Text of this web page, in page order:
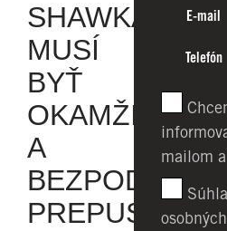
SHAWKAN
MUSÍ
BYŤ
OKAMŽITE
A
PREPUSTENÝ
E-mail
Telefón
mailom